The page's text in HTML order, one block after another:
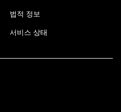
법적 정보
서비스 상태